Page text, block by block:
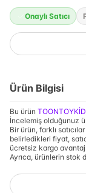
Onaylı Satıcı
Ürün Bilgisi
Bu ürün
İncelemiş olduğunuz
Bir ürün, farklı
belirledikleri fiyat,
ücretsiz kargo
Ayrıca, ürünlerin stok